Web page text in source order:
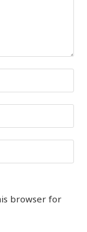
browser for